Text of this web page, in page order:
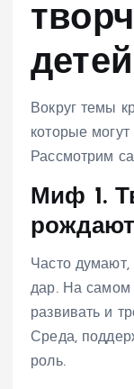
детей
Вокруг темы
которые
Рассмотрим
Миф 1.
Часто думают,
дар. На самом
развивать и
Среда,
роль.